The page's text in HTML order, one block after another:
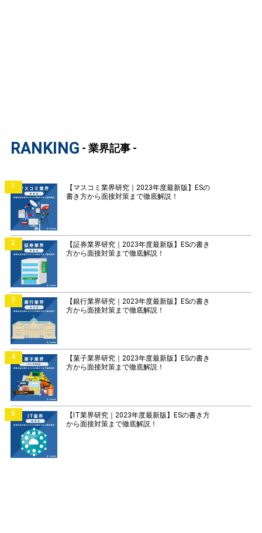
RANKING - 業界記事 -
1
【マスコミ業界研究｜2023年度最新版】ESの
書き方から面接対策まで徹底解説！
2
【証券業界研究｜2023年度最新版】ESの書き
方から面接対策まで徹底解説！
3
【銀行業界研究｜2023年度最新版】ESの書き
方から面接対策まで徹底解説！
4
【菓子業界研究｜2023年度最新版】ESの書き
方から面接対策まで徹底解説！
5
【IT業界研究｜2023年度最新版】ESの書き方
から面接対策まで徹底解説！